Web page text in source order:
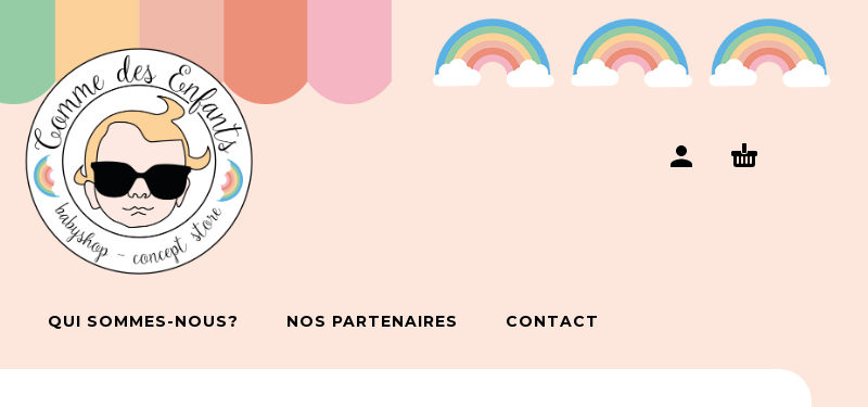
QUI SOMMES-NOUS? NOS PARTENAIRES CONTACT